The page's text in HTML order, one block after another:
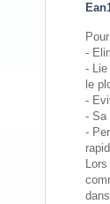
-
-
le
-
- Sa
-